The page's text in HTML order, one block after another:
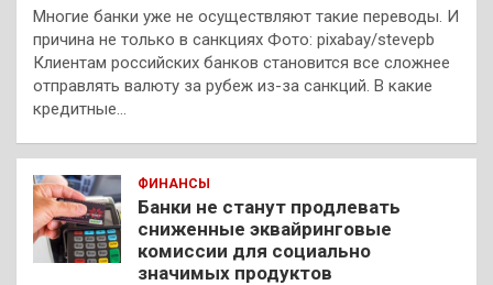
Многие банки уже не осуществляют такие переводы. И
причина не только в санкциях Фото: pixabay/stevepb
Клиентам российских банков становится все сложнее
отправлять валюту за рубеж из-за санкций. В какие
кредитные…
ФИНАНСЫ
Банки не станут продлевать
сниженные эквайринговые
комиссии для социально
значимых продуктов